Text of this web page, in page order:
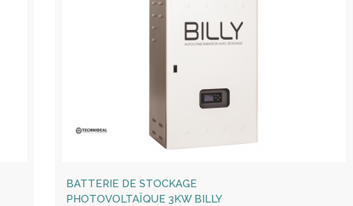
BATTERIE DE STOCKAGE
PHOTOVOLTAÏQUE 3KW BILLY